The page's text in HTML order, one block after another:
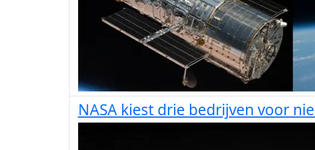
NASA kiest drie bedrijven voor